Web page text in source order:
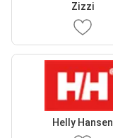
Zizzi
Helly Hansen